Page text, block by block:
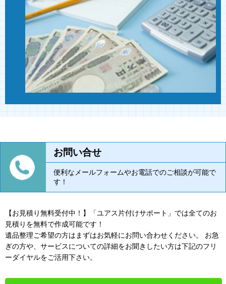
お問い合せ
便利なメールフォームやお電話でのご相談が可能で
す！
【お見積り無料受付中！】「ユアス片付けサポート」では全てのお
見積りを無料で作成可能です！
遺品整理ご希望の方はまずはお気軽にお問い合わせください。 お急
ぎの方や、サービスについての詳細をお聞きしたい方は下記のフリ
ーダイヤルをご活用下さい。